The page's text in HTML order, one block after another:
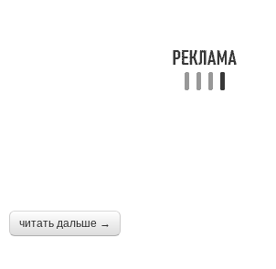
читать дальше →